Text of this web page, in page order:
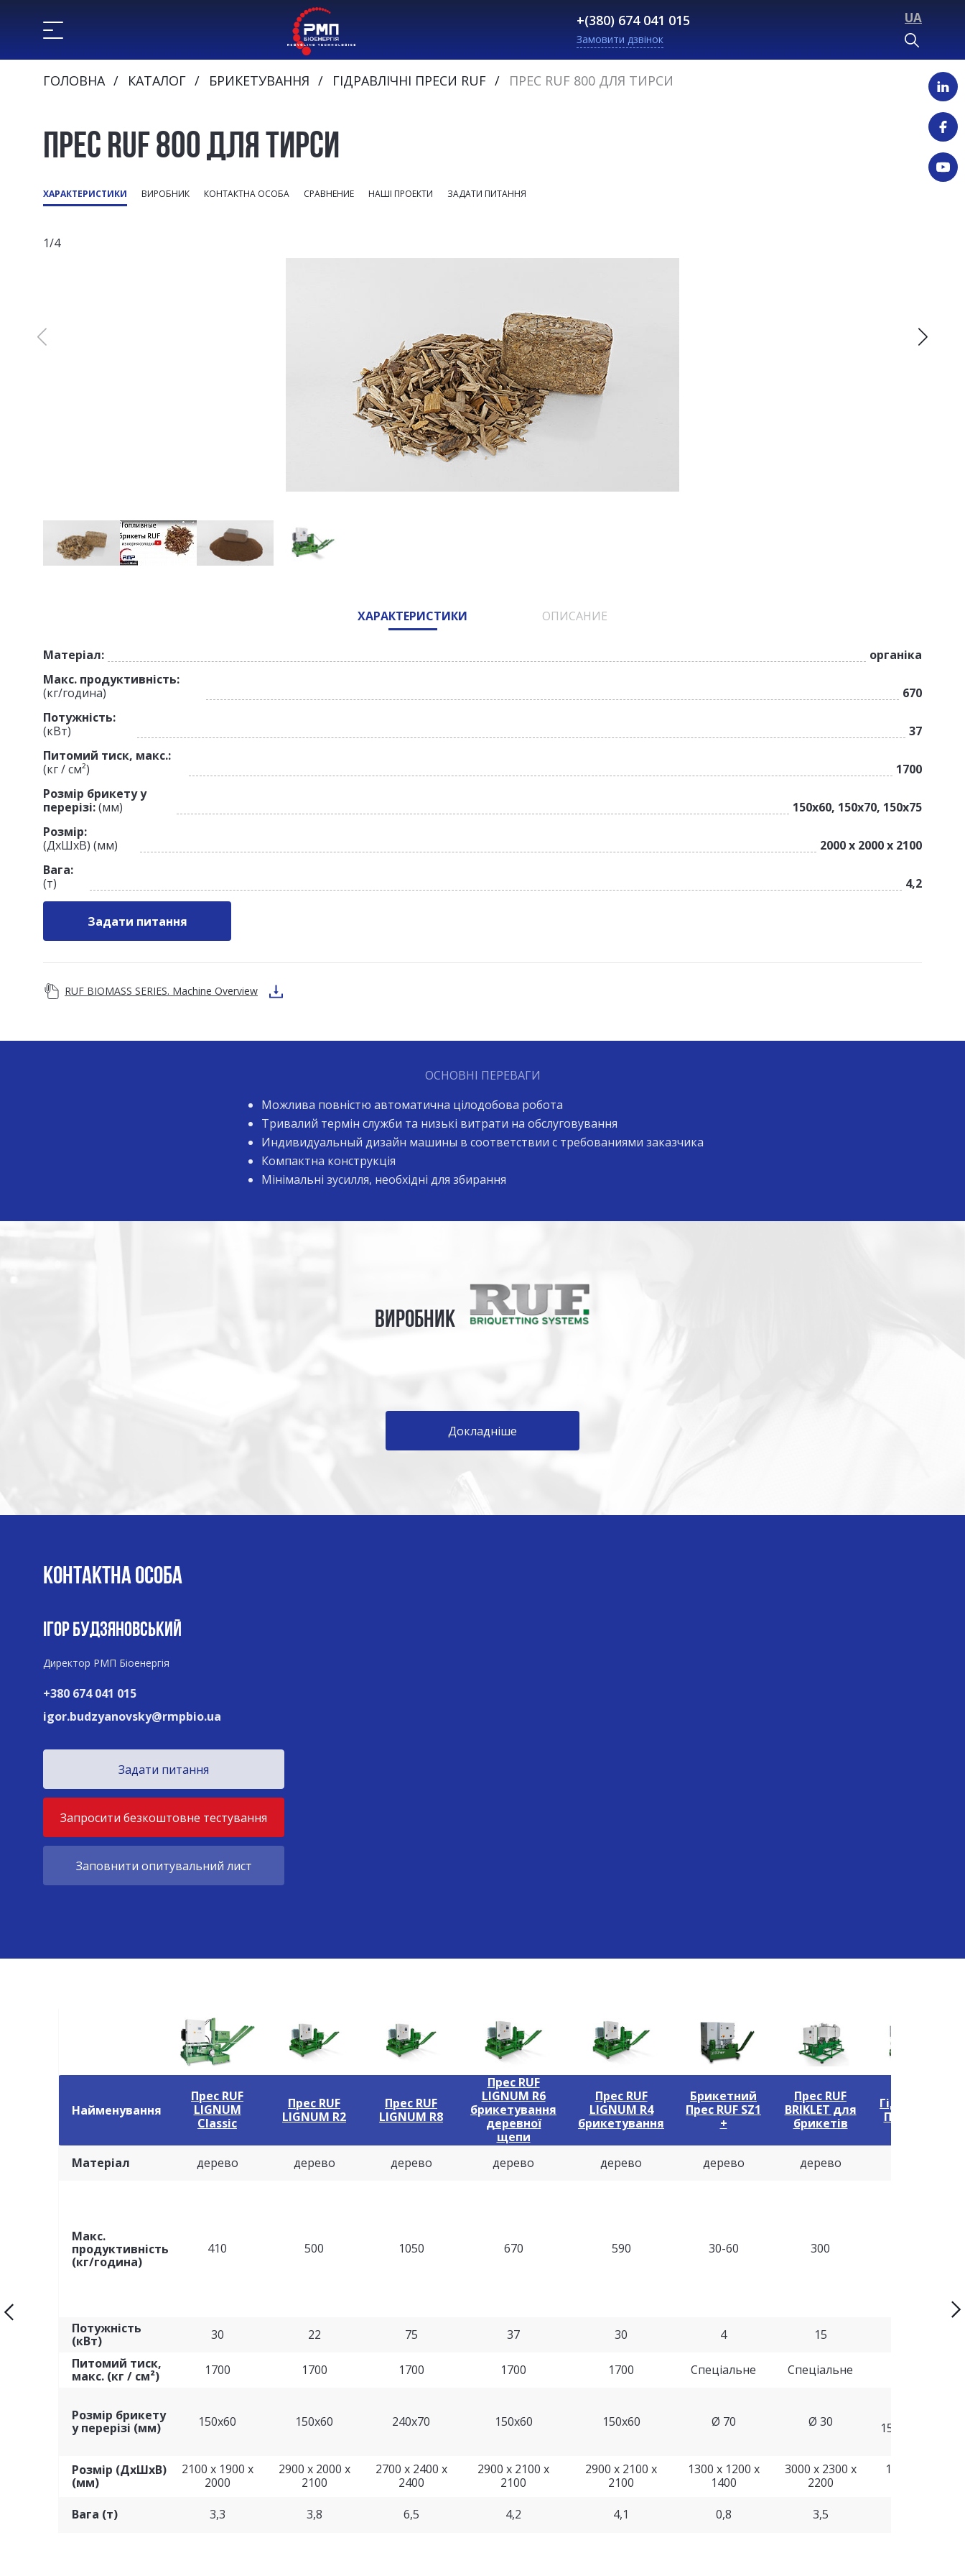
+(380) 674 041 015
Замовити дзвінок
UA
ГОЛОВНА КАТАЛОГ БРИКЕТУВАННЯ ГІДРАВЛІЧНІ ПРЕСИ RUF ПРЕС RUF 800 ДЛЯ ТИРСИ
ПРЕС RUF 800 ДЛЯ ТИРСИ
ХАРАКТЕРИСТИКИ ВИРОБНИК КОНТАКТНА ОСОБА СРАВНЕНИЕ НАШІ ПРОЕКТИ ЗАДАТИ ПИТАННЯ
1/4
ХАРАКТЕРИСТИКИ ОПИСАНИЕ
Матеріал:
органіка
Макс. продуктивність:
(кг/година)
670
Потужність:
(кВт)
37
Питомий тиск, макс.:
(кг / см²)
1700
Розмір брикету у
перерізі:(мм)
150x60, 150x70, 150x75
Розмір:
(ДхШхВ) (мм)
2000 х 2000 х 2100
Вага:
(т)
4,2
Задати питання
RUF BIOMASS SERIES. Machine Overview
ОСНОВНІ ПЕРЕВАГИ
Можлива повністю автоматична цілодобова робота
Тривалий термін служби та низькі витрати на обслуговування
Индивидуальный дизайн машины в соответствии с требованиями заказчика
Компактна конструкція
Мінімальні зусилля, необхідні для збирання
ВИРОБНИК
Докладніше
КОНТАКТНА ОСОБА
ІГОР БУДЗЯНОВСЬКИЙ
Директор РМП Біоенергія
+380 674 041 015
igor.budzyanovsky@rmpbio.ua
Задати питання
Запросити безкоштовне тестування
Заповнити опитувальний лист
Найменування
Прес RUF
LIGNUM
Classic
Прес RUF
LIGNUM R2
Прес RUF
LIGNUM R8
Прес RUF
LIGNUM R6
брикетування
деревної
щепи
Прес RUF
LIGNUM R4
брикетування
Брикетний
Прес RUF SZ1
+
Прес RUF
BRIKLET для
брикетів
Гідравлічний
Прес RUF 100
Матеріал дерево дерево дерево дерево дерево дерево дерево
Макс.
продуктивність
(кг/година)
410 500 1050 670 590 30-60 300
Потужність
(кВт)
30 22 75 37 30 4 15
Питомий тиск,
макс. (кг / см²)
1700 1700 1700 1700 1700 Спеціальне Спеціальне
Розмір брикету
у перерізі (мм)
150x60 150x60 240x70 150x60 150x60 Ø 70 Ø 30
150x70, 150x75
Розмір (ДхШхВ)
(мм)
2100 x 1900 x
2000
2900 x 2000 x
2100
2700 х 2400 х
2400
2900 х 2100 х
2100
2900 х 2100 х
2100
1300 х 1200 х
1400
3000 х 2300 х
2200
1800 х 1600 х
Вага (т)
3,3 3,8 6,5 4,2 4,1 0,8 3,5